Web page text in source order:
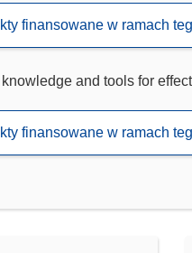
finansowane w ramach
and tools for
finansowane w ramach